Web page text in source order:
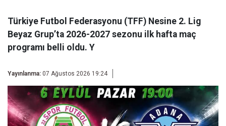
Türkiye Futbol Federasyonu (TFF) Nesine 2. Lig
Beyaz Grup’ta 2026-2027 sezonu ilk hafta maç
programı belli oldu. Y
Yayınlanma: 07 Ağustos 2026 19:24